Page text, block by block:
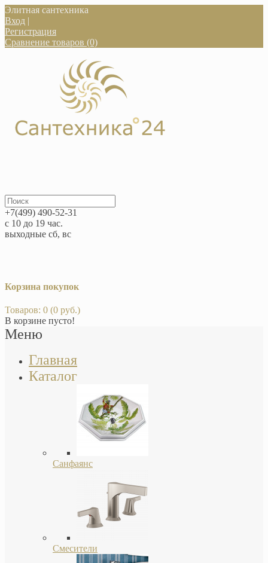
Элитная сантехника
Вход |
Регистрация
Сравнение товаров (0)
+7(499) 490-52-31
с 10 до 19 час.
выходные сб, вс
Корзина покупок
Товаров: 0 (0 руб.)
В корзине пусто!
Меню
Главная
Каталог
Санфаянс
Смесители